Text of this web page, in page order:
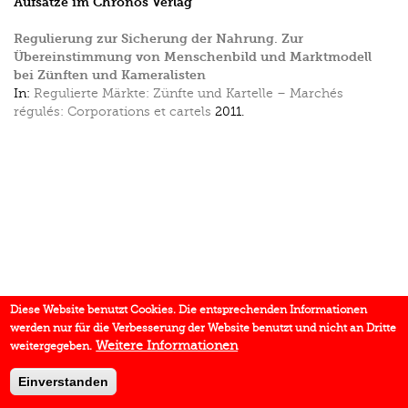
Regulierung zur Sicherung der Nahrung. Zur
Übereinstimmung von Menschenbild und Marktmodell
bei Zünften und Kameralisten
In: Regulierte Märkte: Zünfte und Kartelle – Marchés
régulés: Corporations et cartels 2011.
Diese Website benutzt Cookies. Die entsprechenden Informationen
werden nur für die Verbesserung der Website benutzt und nicht an Dritte
weitergegeben. Weitere Informationen
Einverstanden